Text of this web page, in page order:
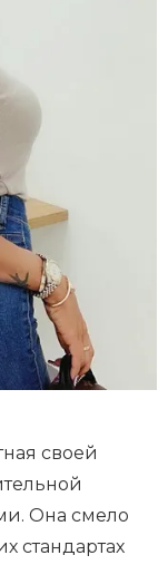
своей
Она смело
стандартах